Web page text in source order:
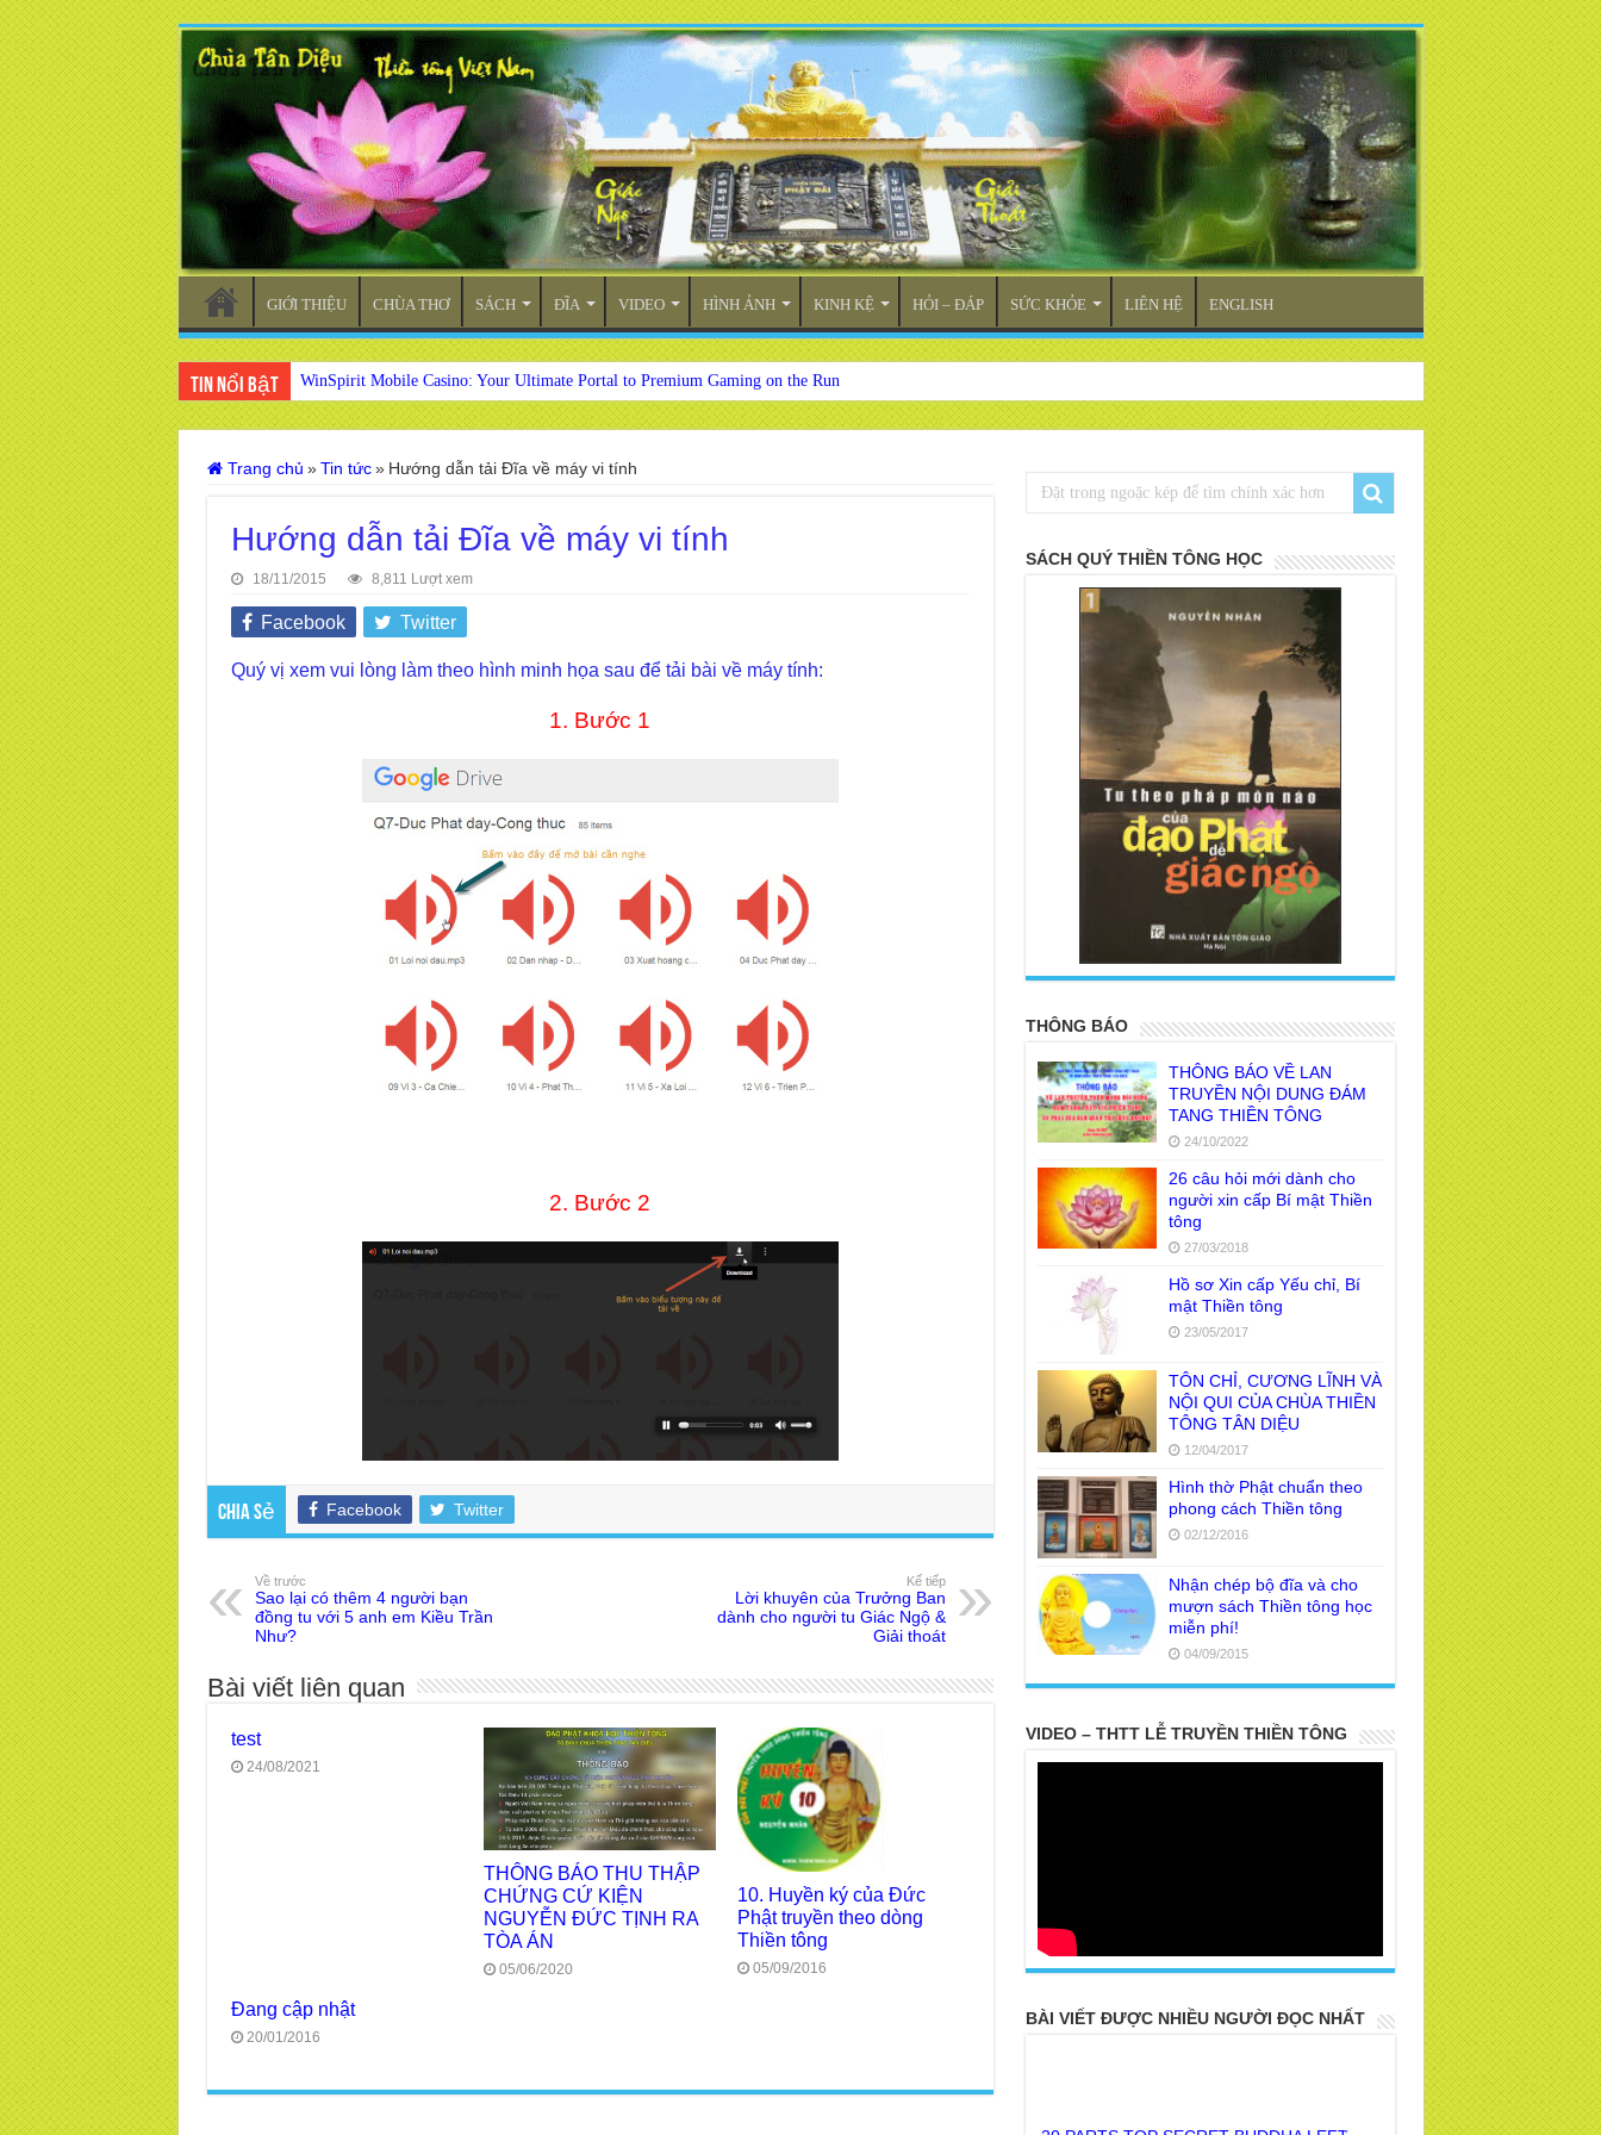
GIỚI THIỆU CHÙA THƠ SÁCH ĐĨA VIDEO HÌNH ẢNH KINH KỆ HỎI – ĐÁP SỨC KHỎE LIÊN HỆ ENGLISH
Tin nổi bật WinSpirit Mobile Casino: Your Ultimate Portal to Premium Gaming on the Run
Trang chủ » Tin tức » Hướng dẫn tải Đĩa về máy vi tính
Hướng dẫn tải Đĩa về máy vi tính
18/11/2015 8,811 Lượt xem
Facebook Twitter
Quý vị xem vui lòng làm theo hình minh họa sau để tải bài về máy tính:
1. Bước 1
2. Bước 2
Chia sẻ Facebook Twitter
Về trước
Sao lại có thêm 4 người bạn
đồng tu với 5 anh em Kiều Trần
Như?
Kế tiếp
Lời khuyên của Trưởng Ban
dành cho người tu Giác Ngộ &
Giải thoát
Bài viết liên quan
test
24/08/2021
THÔNG BÁO THU THẬP
CHỨNG CỨ KIỆN
NGUYỄN ĐỨC TỊNH RA
TÒA ÁN
05/06/2020
10. Huyền ký của Đức
Phật truyền theo dòng
Thiền tông
05/09/2016
Đang cập nhật
20/01/2016
SÁCH QUÝ THIỀN TÔNG HỌC
THÔNG BÁO
THÔNG BÁO VỀ LAN
TRUYỀN NỘI DUNG ĐÁM
TANG THIỀN TÔNG
24/10/2022
26 câu hỏi mới dành cho
người xin cấp Bí mật Thiền
tông
27/03/2018
Hồ sơ Xin cấp Yếu chỉ, Bí
mật Thiền tông
23/05/2017
TÔN CHỈ, CƯƠNG LĨNH VÀ
NỘI QUI CỦA CHÙA THIỀN
TÔNG TÂN DIỆU
12/04/2017
Hình thờ Phật chuẩn theo
phong cách Thiền tông
02/12/2016
Nhận chép bộ đĩa và cho
mượn sách Thiền tông học
miễn phí!
04/09/2015
VIDEO – THTT LỄ TRUYỀN THIỀN TÔNG
BÀI VIẾT ĐƯỢC NHIỀU NGƯỜI ĐỌC NHẤT